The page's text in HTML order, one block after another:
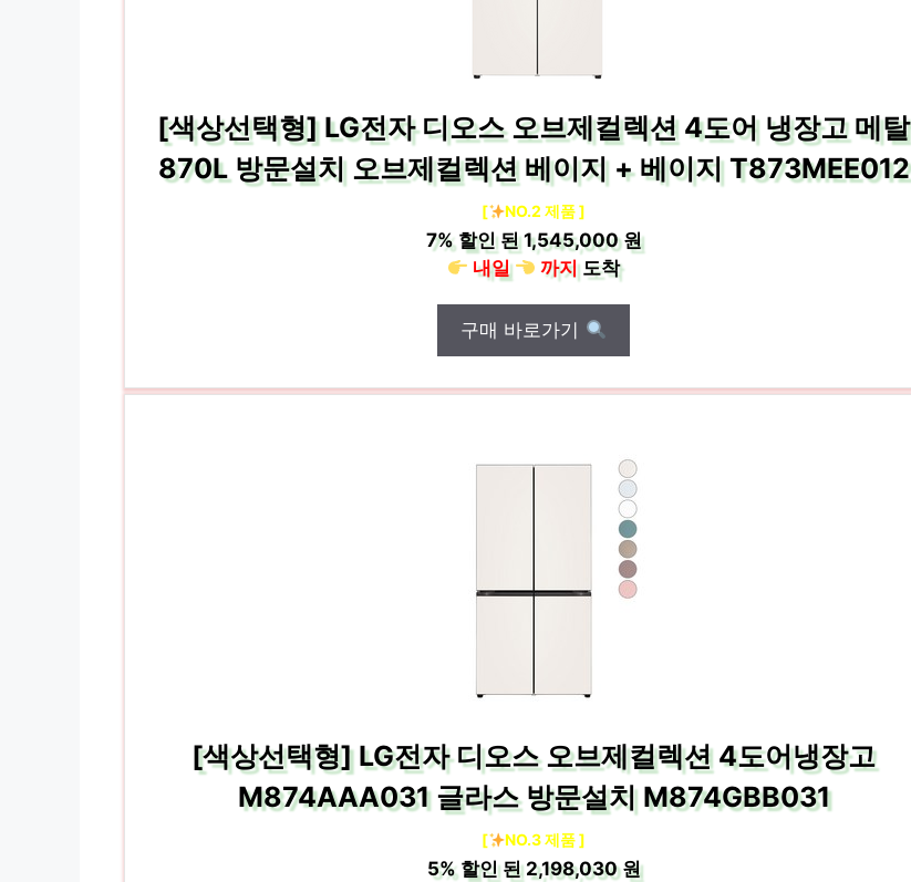
[색상선택형] LG전자 디오스 오브제컬렉션 4도어 냉장고 메탈
870L 방문설치 오브제컬렉션 베이지 + 베이지 T873MEE012
[ NO.2 제품 ]
7%할인 된1,545,000 원
내일
까지도착
구매 바로가기
[색상선택형] LG전자 디오스 오브제컬렉션 4도어냉장고
M874AAA031 글라스 방문설치 M874GBB031
[ NO.3 제품 ]
5%할인 된2,198,030 원